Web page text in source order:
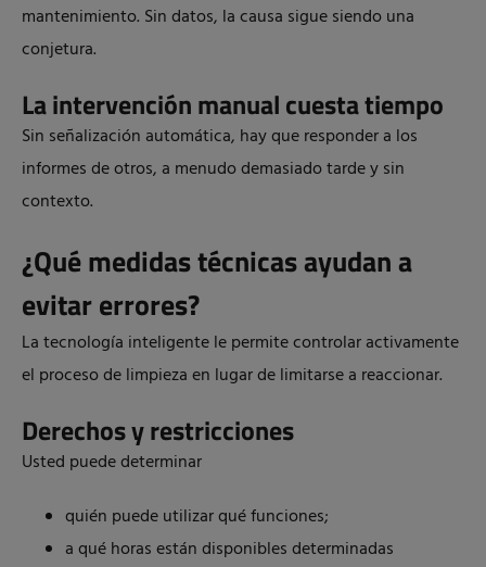
mantenimiento. Sin datos, la causa sigue siendo una
conjetura.
La intervención manual cuesta tiempo
Sin señalización automática, hay que responder a los
informes de otros, a menudo demasiado tarde y sin
contexto.
¿Qué medidas técnicas ayudan a
evitar errores?
La tecnología inteligente le permite controlar activamente
el proceso de limpieza en lugar de limitarse a reaccionar.
Derechos y restricciones
Usted puede determinar
quién puede utilizar qué funciones;
a qué horas están disponibles determinadas